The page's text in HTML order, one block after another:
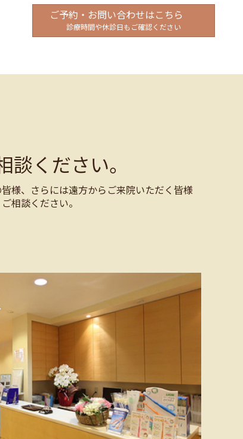
イ
ご予約・お問い合わせはこちら
診療時間や休診日もご確認ください
ください。
様、さらには遠方からご来院いただく皆様
相談ください。